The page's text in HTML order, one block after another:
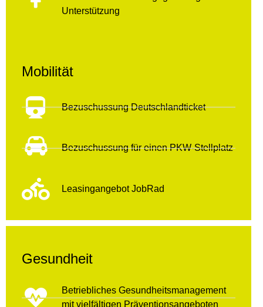
Unterstützung
Mobilität
Bezuschussung Deutschlandticket
Bezuschussung für einen PKW-Stellplatz
Leasingangebot JobRad
Gesundheit
Betriebliches Gesundheitsmanagement
mit vielfältigen Präventionsangeboten